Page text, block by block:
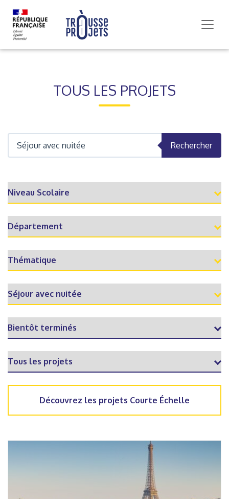
TOUS LES PROJETS
Rechercher
Découvrez les projets Courte Échelle